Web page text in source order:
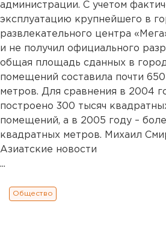
администрации. С учетом
эксплуатацию крупнейшего в
развлекательного центра
и не получил официального
общая площадь сданных в
помещений составила почти
метров. Для сравнения в 2004
построено 300 тысяч
помещений, а в 2005 году –
квадратных метров. Михаил
Азиатские новости
...
Общество